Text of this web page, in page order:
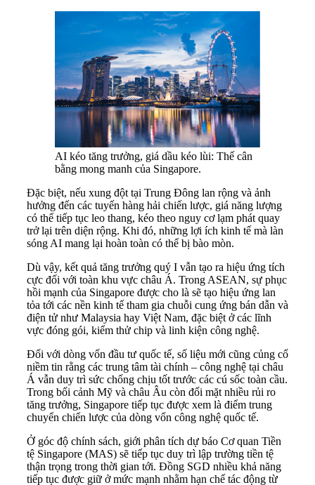
AI kéo tăng trưởng, giá dầu kéo lùi: Thế cân
bằng mong manh của Singapore.
Đặc biệt, nếu xung đột tại Trung Đông lan rộng và ảnh
hưởng đến các tuyến hàng hải chiến lược, giá năng lượng
có thể tiếp tục leo thang, kéo theo nguy cơ lạm phát quay
trở lại trên diện rộng. Khi đó, những lợi ích kinh tế mà làn
sóng AI mang lại hoàn toàn có thể bị bào mòn.
Dù vậy, kết quả tăng trưởng quý I vẫn tạo ra hiệu ứng tích
cực đối với toàn khu vực châu Á. Trong ASEAN, sự phục
hồi mạnh của Singapore được cho là sẽ tạo hiệu ứng lan
tỏa tới các nền kinh tế tham gia chuỗi cung ứng bán dẫn và
điện tử như Malaysia hay Việt Nam, đặc biệt ở các lĩnh
vực đóng gói, kiểm thử chip và linh kiện công nghệ.
Đối với dòng vốn đầu tư quốc tế, số liệu mới cũng củng cố
niềm tin rằng các trung tâm tài chính – công nghệ tại châu
Á vẫn duy trì sức chống chịu tốt trước các cú sốc toàn cầu.
Trong bối cảnh Mỹ và châu Âu còn đối mặt nhiều rủi ro
tăng trưởng, Singapore tiếp tục được xem là điểm trung
chuyển chiến lược của dòng vốn công nghệ quốc tế.
Ở góc độ chính sách, giới phân tích dự báo Cơ quan Tiền
tệ Singapore (MAS) sẽ tiếp tục duy trì lập trường tiền tệ
thận trọng trong thời gian tới. Đồng SGD nhiều khả năng
tiếp tục được giữ ở mức mạnh nhằm hạn chế tác động từ